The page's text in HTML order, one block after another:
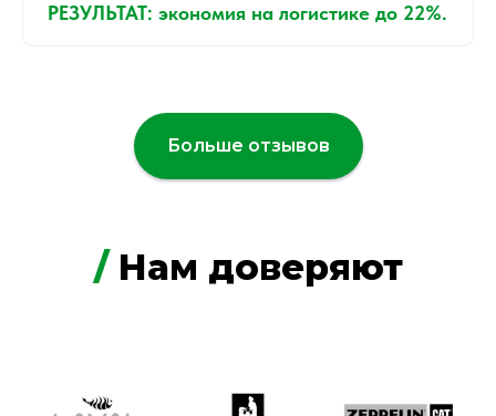
РЕЗУЛЬТАТ: экономия на логистике до 22%.
Больше отзывов
/Нам доверяют